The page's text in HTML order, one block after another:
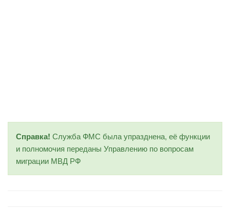
Справка! Служба ФМС была упразднена, её функции
и полномочия переданы Управлению по вопросам
миграции МВД РФ